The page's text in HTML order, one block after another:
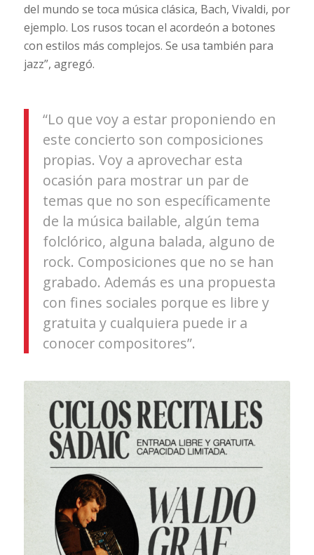
del mundo se toca música clásica, Bach, Vivaldi, por
ejemplo. Los rusos tocan el acordeón a botones
con estilos más complejos. Se usa también para
jazz”, agregó.
“Lo que voy a estar proponiendo en
este concierto son composiciones
propias. Voy a aprovechar esta
ocasión para mostrar un par de
temas que no son específicamente
de la música bailable, algún tema
folclórico, alguna balada, alguno de
rock. Composiciones que no se han
grabado. Además es una propuesta
con fines sociales porque es libre y
gratuita y cualquiera puede ir a
conocer compositores”.